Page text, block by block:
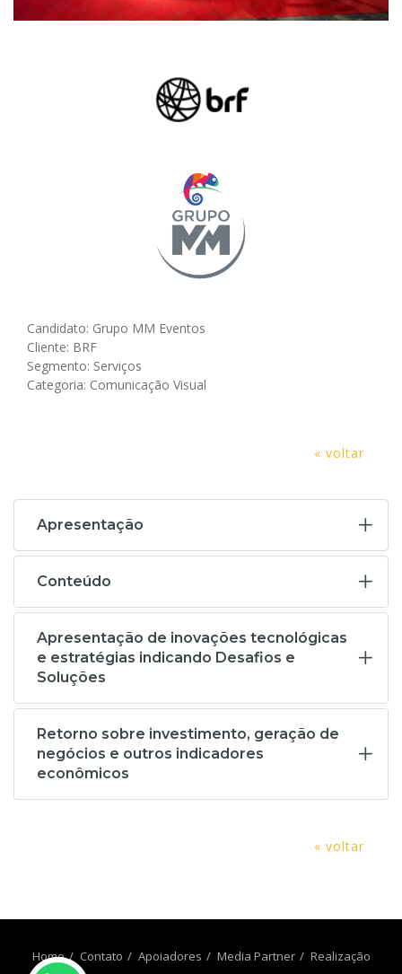
Candidato: Grupo MM Eventos
Cliente: BRF
Segmento: Serviços
Categoria: Comunicação Visual
« voltar
Apresentação
Conteúdo
Apresentação de inovações tecnológicas
e estratégias indicando Desafios e
Soluções
Retorno sobre investimento, geração de
negócios e outros indicadores
econômicos
« voltar
Home Contato Apoiadores Media Partner Realização